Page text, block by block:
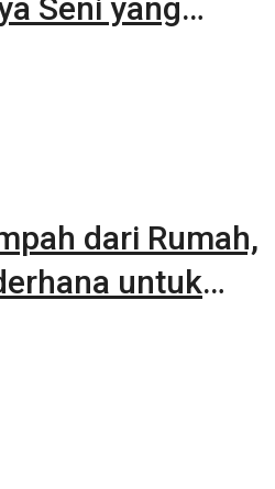
Seni yang
dari Rumah,
untuk